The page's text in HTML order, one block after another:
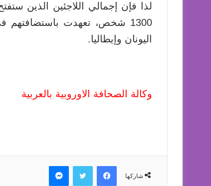
اليونان وإيطاليا.
وكالة الصحافة الاوروبية بالعربية
شاركها
فيسبوك تويتر ماسنجر